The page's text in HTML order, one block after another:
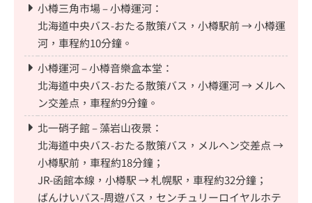
小樽三角市場 – 小樽運河：
北海道中央バス-おたる散策バス，小樽駅前 → 小樽運
河，車程約10分鐘。
小樽運河 – 小樽音樂盒本堂：
北海道中央バス-おたる散策バス，小樽運河 → メルヘ
ン交差点，車程約9分鐘。
北一硝子館 – 藻岩山夜景：
北海道中央バス-おたる散策バス，メルヘン交差点 →
小樽駅前，車程約18分鐘；
JR-函館本線，小樽駅 → 札幌駅，車程約32分鐘；
ばんけいバス-周遊バス，センチュリーロイヤルホテ